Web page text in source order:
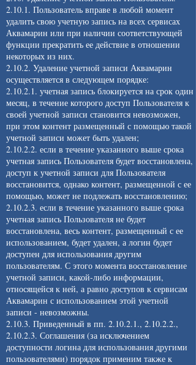
2.10.1. Пользователь вправе в любой момент
удалить свою учетную запись на всех сервисах
Аквамарин или при наличии соответствующей
функции прекратить ее действие в отношении
некоторых из них.
2.10.2. Удаление учетной записи Аквамарин
осуществляется в следующем порядке:
2.10.2.1. учетная запись блокируется на срок один
месяц, в течение которого доступ Пользователя к
своей учетной записи становится невозможен,
при этом контент размещенный с помощью такой
учетной записи может быть удален;
2.10.2.2. если в течение указанного выше срока
учетная запись Пользователя будет восстановлена,
доступ к учетной записи для Пользователя
восстановится, однако контент, размещенной с ее
помощью, может не подлежать восстановлению;
2.10.2.3. если в течение указанного выше срока
учетная запись Пользователя не будет
восстановлена, весь контент, размещенный с ее
использованием, будет удален, а логин будет
доступен для использования другим
пользователям. С этого момента восстановление
учетной записи, какой-либо информации,
относящейся к ней, а равно доступов к сервисам
Аквамарин с использованием этой учетной
записи - невозможны.
2.10.3. Приведенный в пп. 2.10.2.1., 2.10.2.2.,
2.10.2.3. Соглашения (за исключением
доступности логина для использования другими
пользователями) порядок применим также к